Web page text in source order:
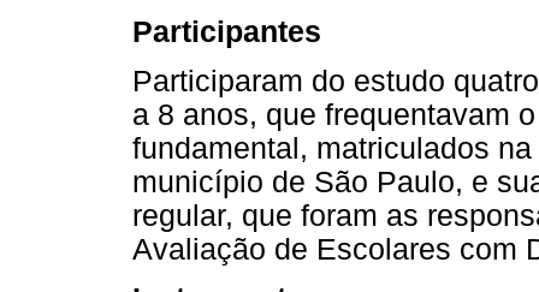
Participantes
Participaram do estudo
a 8 anos, que frequentavam
fundamental, matriculados
município de São Paulo, e
regular, que foram as
Avaliação de Escolares com